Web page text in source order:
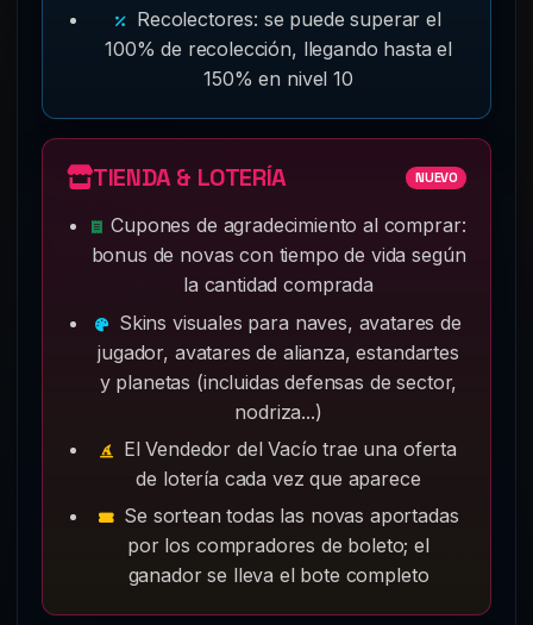
Recolectores: se puede superar el
100% de recolección, llegando hasta el
150% en nivel 10
TIENDA & LOTERÍA NUEVO
Cupones de agradecimiento al comprar:
bonus de novas con tiempo de vida según
la cantidad comprada
Skins visuales para naves, avatares de
jugador, avatares de alianza, estandartes
y planetas (incluidas defensas de sector,
nodriza...)
El Vendedor del Vacío trae una oferta
de lotería cada vez que aparece
Se sortean todas las novas aportadas
por los compradores de boleto; el
ganador se lleva el bote completo